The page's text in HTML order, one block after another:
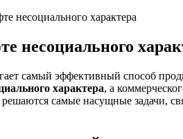
несоциального характера
несоциального
самый эффективный способ
характера, а
самые насущные задачи,